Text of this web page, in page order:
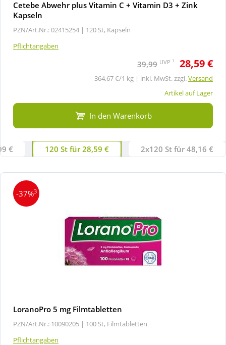
Cetebe Abwehr plus Vitamin C + Vitamin D3 + Zink
Kapseln
PZN/Art.Nr.: 02415254 | 120 St, Kapseln
Pflichtangaben
39,99 UVP 1 28,59 €
364,67 €/1 kg | inkl. MwSt. zzgl.Versand
Artikel auf Lager
In den Warenkorb
€ 120 St für 28,59 € 2x120 St für 48,16 €
-37%3
LoranoPro 5 mg Filmtabletten
PZN/Art.Nr.: 10090205 | 100 St, Filmtabletten
Pflichtangaben